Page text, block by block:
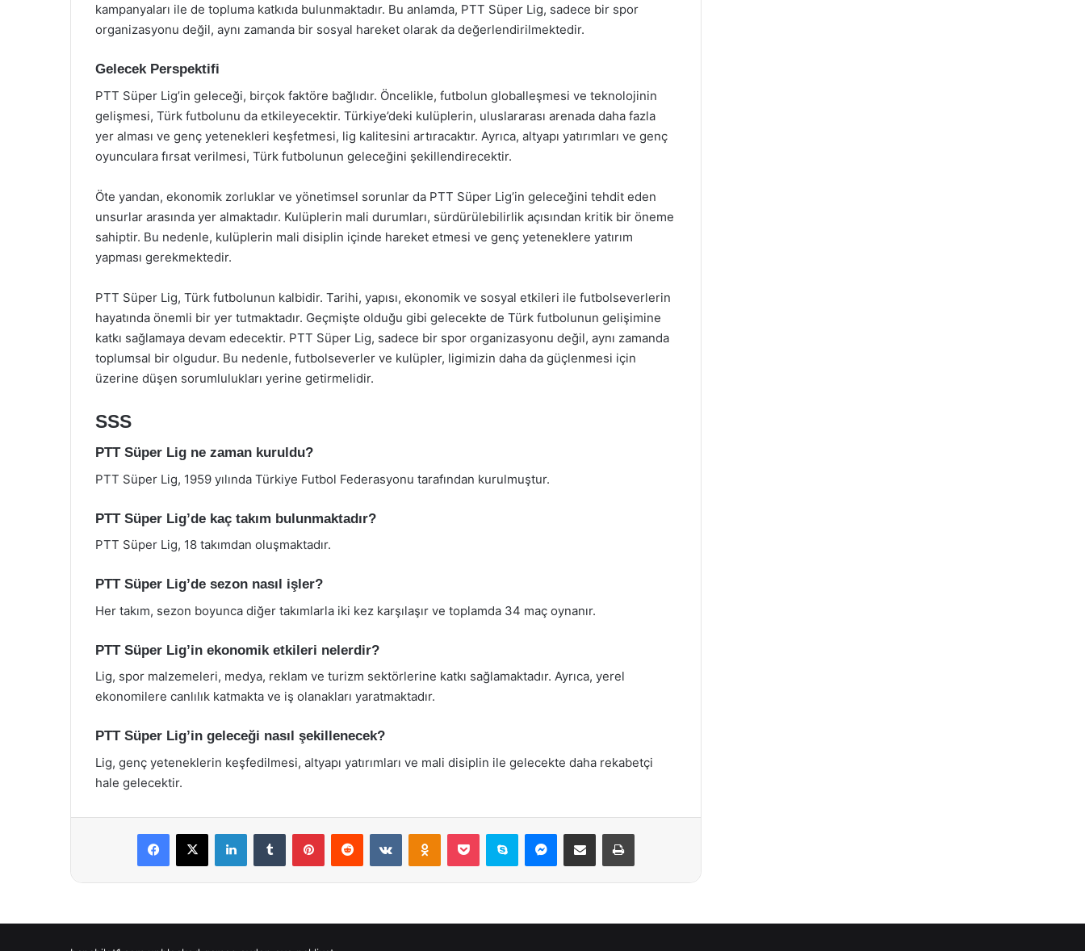
kampanyaları ile de topluma katkıda bulunmaktadır. Bu anlamda, PTT Süper Lig, sadece bir spor
organizasyonu değil, aynı zamanda bir sosyal hareket olarak da değerlendirilmektedir.
Gelecek Perspektifi
PTT Süper Lig’in geleceği, birçok faktöre bağlıdır. Öncelikle, futbolun globalleşmesi ve teknolojinin
gelişmesi, Türk futbolunu da etkileyecektir. Türkiye’deki kulüplerin, uluslararası arenada daha fazla
yer alması ve genç yetenekleri keşfetmesi, lig kalitesini artıracaktır. Ayrıca, altyapı yatırımları ve genç
oyunculara fırsat verilmesi, Türk futbolunun geleceğini şekillendirecektir.
Öte yandan, ekonomik zorluklar ve yönetimsel sorunlar da PTT Süper Lig’in geleceğini tehdit eden
unsurlar arasında yer almaktadır. Kulüplerin mali durumları, sürdürülebilirlik açısından kritik bir öneme
sahiptir. Bu nedenle, kulüplerin mali disiplin içinde hareket etmesi ve genç yeteneklere yatırım
yapması gerekmektedir.
PTT Süper Lig, Türk futbolunun kalbidir. Tarihi, yapısı, ekonomik ve sosyal etkileri ile futbolseverlerin
hayatında önemli bir yer tutmaktadır. Geçmişte olduğu gibi gelecekte de Türk futbolunun gelişimine
katkı sağlamaya devam edecektir. PTT Süper Lig, sadece bir spor organizasyonu değil, aynı zamanda
toplumsal bir olgudur. Bu nedenle, futbolseverler ve kulüpler, ligimizin daha da güçlenmesi için
üzerine düşen sorumlulukları yerine getirmelidir.
SSS
PTT Süper Lig ne zaman kuruldu?
PTT Süper Lig, 1959 yılında Türkiye Futbol Federasyonu tarafından kurulmuştur.
PTT Süper Lig’de kaç takım bulunmaktadır?
PTT Süper Lig, 18 takımdan oluşmaktadır.
PTT Süper Lig’de sezon nasıl işler?
Her takım, sezon boyunca diğer takımlarla iki kez karşılaşır ve toplamda 34 maç oynanır.
PTT Süper Lig’in ekonomik etkileri nelerdir?
Lig, spor malzemeleri, medya, reklam ve turizm sektörlerine katkı sağlamaktadır. Ayrıca, yerel
ekonomilere canlılık katmakta ve iş olanakları yaratmaktadır.
PTT Süper Lig’in geleceği nasıl şekillenecek?
Lig, genç yeteneklerin keşfedilmesi, altyapı yatırımları ve mali disiplin ile gelecekte daha rekabetçi
hale gelecektir.
Facebook
X LinkedInTumblr PinterestReddit VKontakteOdnoklassniki
Pocket Skype Messenger
E-Posta ile paylaş Yazdır